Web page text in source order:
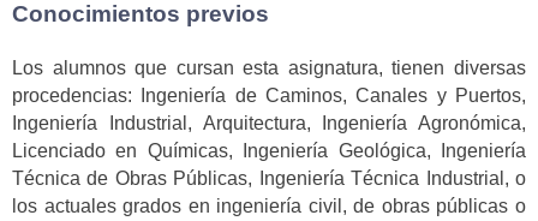
Conocimientos previos
Los alumnos que cursan esta asignatura, tienen diversas
procedencias: Ingeniería de Caminos, Canales y Puertos,
Ingeniería Industrial, Arquitectura, Ingeniería Agronómica,
Licenciado en Químicas, Ingeniería Geológica, Ingeniería
Técnica de Obras Públicas, Ingeniería Técnica Industrial, o
los actuales grados en ingeniería civil, de obras públicas o